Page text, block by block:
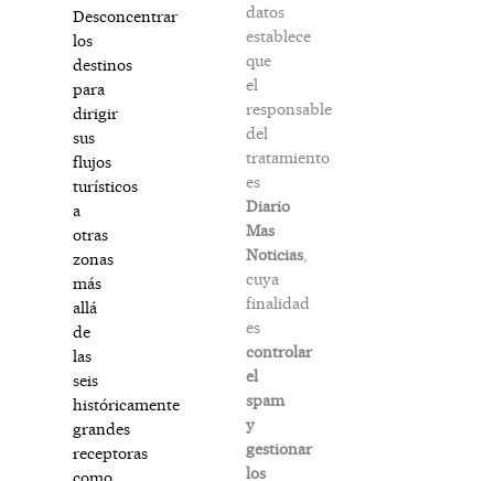
Desconcentrar
los
destinos
para
dirigir
sus
flujos
turísticos
a
otras
zonas
más
allá
de
las
seis
históricamente
grandes
receptoras
datos
establece
que
el
responsable
del
tratamiento
es
Diario
Mas
Noticias
cuya
finalidad
es
controlar
el
spam
y
gestionar
los